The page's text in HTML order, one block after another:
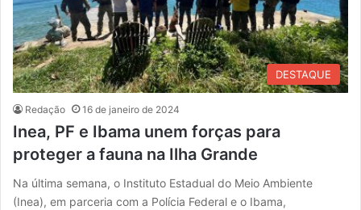
DESTAQUE
Redação 16 de janeiro de 2024
Inea, PF e Ibama unem forças para
proteger a fauna na Ilha Grande
Na última semana, o Instituto Estadual do Meio Ambiente
(Inea), em parceria com a Polícia Federal e o Ibama,